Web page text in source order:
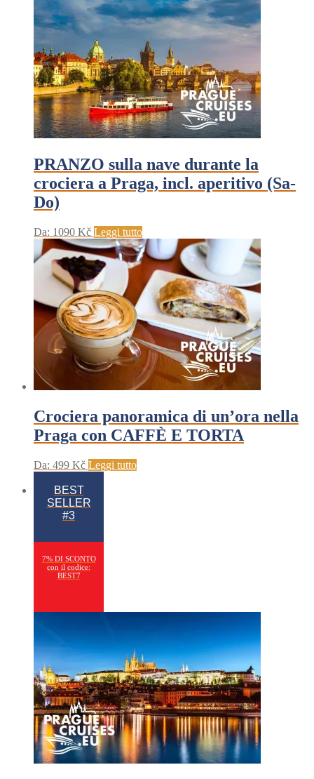
PRANZO sulla nave durante la
crociera a Praga, incl. aperitivo (Sa-
Do)
Da: 1090 Kč Leggi tutto
Crociera panoramica di un’ora nella
Praga con CAFFÈ E TORTA
Da: 499 Kč Leggi tutto
BEST
SELLER
#3
7% DI SCONTO
con il codice:
BEST7